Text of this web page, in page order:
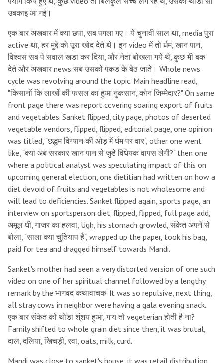
उबकाइ आ गई।
एक बार अखबार में क्या छपा, सब पगला गए। ये चुनावी साल था, media पुरा
active था, हर मुद्दे को पूरा खोद देते थे। इन video में तो र्धम, खान पान,
विश्वस सब पे सवाल खडा कर दिया, और नेता बोखला गये थे, कुछ भी बक
देते और अखबार news सब उसको पकड के बेठ जाते। Whole news
cycle was revolving around the topic. Main headline read,
"किसानों कि लाखों की फसल का हुआ नुकसान, कोन जिम्मेदार?" On same
front page there was report covering soaring export of fruits
and vegetables. Sanket flipped, city page, photos of deserted
vegetable vendors, flipped, flipped, editorial page, one opinion
was titled, "छद्धम विग्यान की ओड़ में र्घम पर वार", other one went
like, "क्या अब सरकार खान पान से जुडे विधे‌यक वापस लेगी?" then one
where a political analyst was speculating impact of this on
upcoming general election, one dietitian had written on how a
diet devoid of fruits and vegetables is not wholesome and
will lead to deficiencies. Sanket flipped again, sports page, an
interview on sportsperson diet, flipped, flipped, full page add,
अमूल घी, गाजर का हलवा, Ugh, his stomach growled, संकेत अपने से
बोला, "साला क्या चुतियाप है", wrapped up the paper, took his bag,
paid for tea and dragged himself towards Mandi.
Sanket's mother had seen a very distorted version of one such
video on one of her spiritual channel followed by a lengthy
remark by the भागवद कथावाचक. It was so repulsive, next thing,
all stray cows in neighbor were having a gala evening snack.
एक बार संकेत को थोडा श्ंशय हुआ, गाय तो vegeterian होती है ना?
Family shifted to whole grain diet since then, it was brutal,
दाल, दलिया, खिचड़ी, रवा, oats, milk, curd.
Mandi was close to sanket's house, it was retail distribution